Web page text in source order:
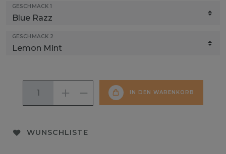
GESCHMACK 1
GESCHMACK 2
IN DEN WARENKORB
WUNSCHLISTE